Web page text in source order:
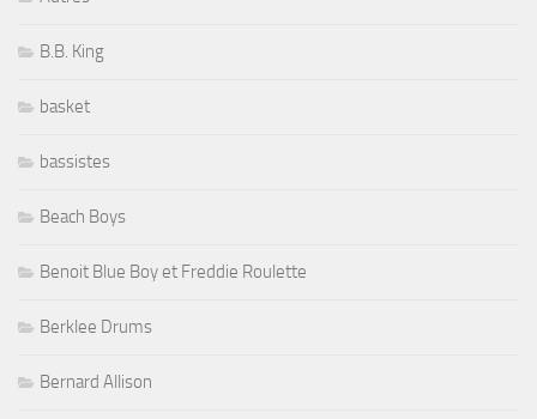
B.B. King
basket
bassistes
Beach Boys
Benoit Blue Boy et Freddie Roulette
Berklee Drums
Bernard Allison